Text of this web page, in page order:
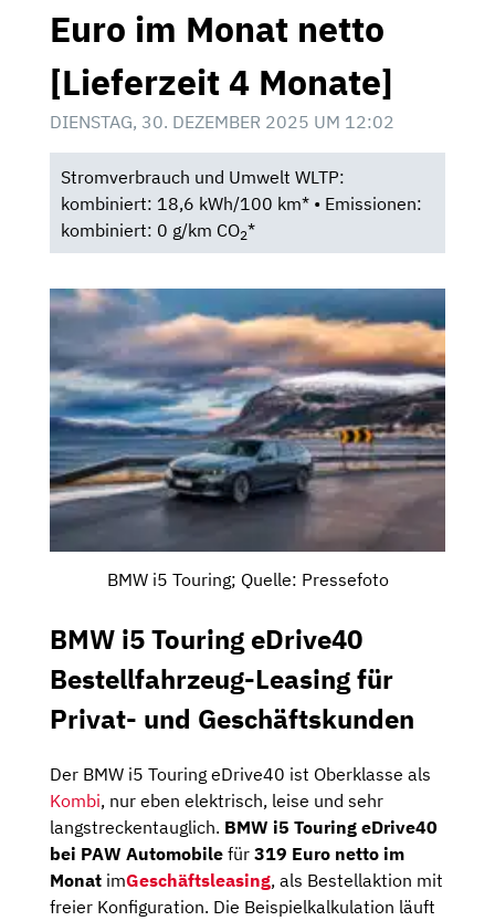
Euro im Monat netto
[Lieferzeit 4 Monate]
DIENSTAG, 30. DEZEMBER 2025 UM 12:02
Stromverbrauch und Umwelt WLTP:
kombiniert: 18,6 kWh/100 km* • Emissionen:
kombiniert: 0 g/km CO2*
BMW i5 Touring; Quelle: Pressefoto
BMW i5 Touring eDrive40
Bestellfahrzeug-Leasing für
Privat- und Geschäftskunden
Der BMW i5 Touring eDrive40 ist Oberklasse als
Kombi, nur eben elektrisch, leise und sehr
langstreckentauglich. BMW i5 Touring eDrive40
bei PAW Automobile für 319 Euro netto im
Monat imGeschäftsleasing, als Bestellaktion mit
freier Konfiguration. Die Beispielkalkulation läuft